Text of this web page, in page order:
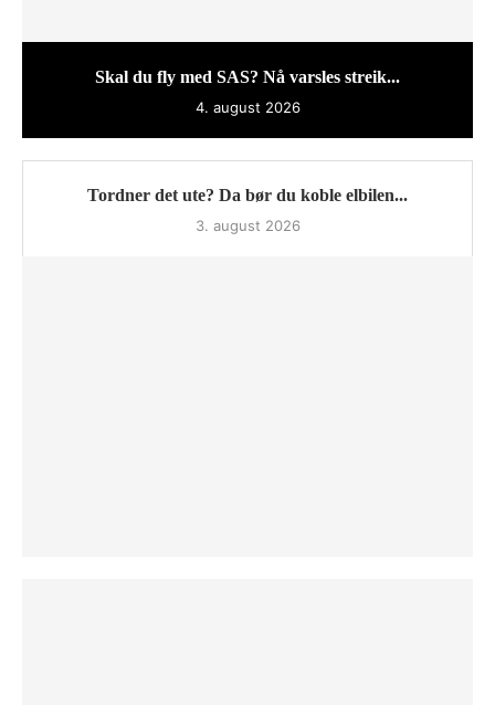
Skal du fly med SAS? Nå varsles streik...
4. august 2026
Tordner det ute? Da bør du koble elbilen...
3. august 2026